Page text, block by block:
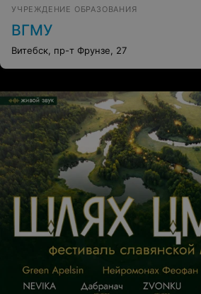
УЧРЕЖДЕНИЕ ОБРАЗОВАНИЯ
ВГМУ
Витебск, пр-т Фрунзе, 27